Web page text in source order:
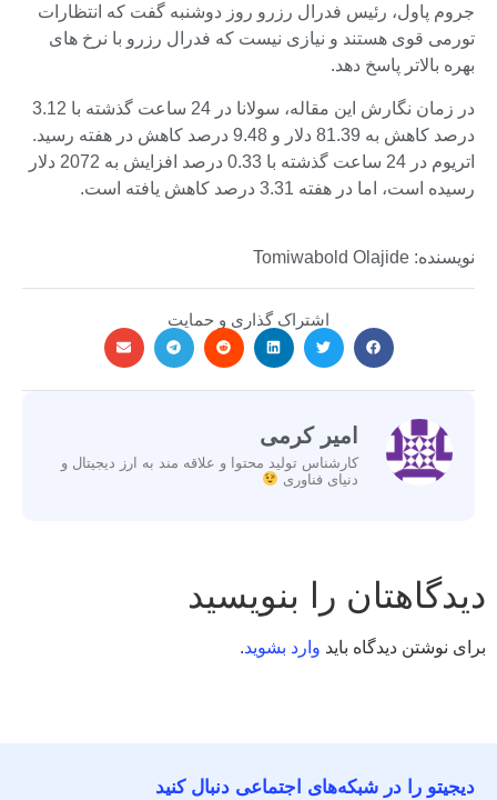
جروم پاول، رئیس فدرال رزرو روز دوشنبه گفت که انتظارات
تورمی قوی هستند و نیازی نیست که فدرال رزرو با نرخ های
بهره بالاتر پاسخ دهد.
در زمان نگارش این مقاله، سولانا در 24 ساعت گذشته با 3.12
درصد کاهش به 81.39 دلار و 9.48 درصد کاهش در هفته رسید.
اتریوم در 24 ساعت گذشته با 0.33 درصد افزایش به 2072 دلار
رسیده است، اما در هفته 3.31 درصد کاهش یافته است.
نویسنده: Tomiwabold Olajide
اشتراک گذاری و حمایت
امیر کرمی
کارشناس تولید محتوا و علاقه مند به ارز دیجیتال و
دنیای فناوری
دیدگاهتان را بنویسید
برای نوشتن دیدگاه باید وارد بشوید.
دیجیتو را در شبکه‌های اجتماعی دنبال کنید